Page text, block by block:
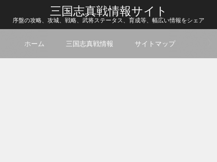
三国志真戦情報サイト
序盤の攻略、攻城、戦略、武将ステータス、育成等、幅広い情報をシェア
ホーム 三国志真戦情報 サイトマップ